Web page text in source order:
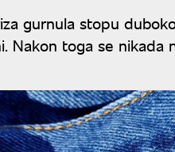
gurnula stopu
Nakon toga se nikada